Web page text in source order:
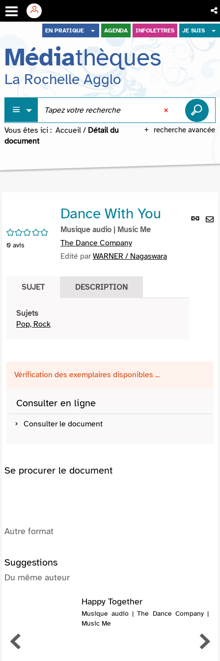
menu
contenu
recherche
EN PRATIQUE AGENDA INFOLETTRES JE SUIS
Médiathèques
La Rochelle Agglo
recherche avancée
Vous êtes ici : Accueil / Détail du
document
Lien
/5
0 avis
Dance With You
Musique audio | Music Me
The Dance Company
Edité parWARNER / Nagaswara
SUJET DESCRIPTION
Sujets
Pop, Rock
Vérification des exemplaires disponibles ...
Consulter en ligne
Consulter le document
Se procurer le document
Autre format
Suggestions
Du même auteur
Happy Together
Musique audio | The Dance Company |
Music Me